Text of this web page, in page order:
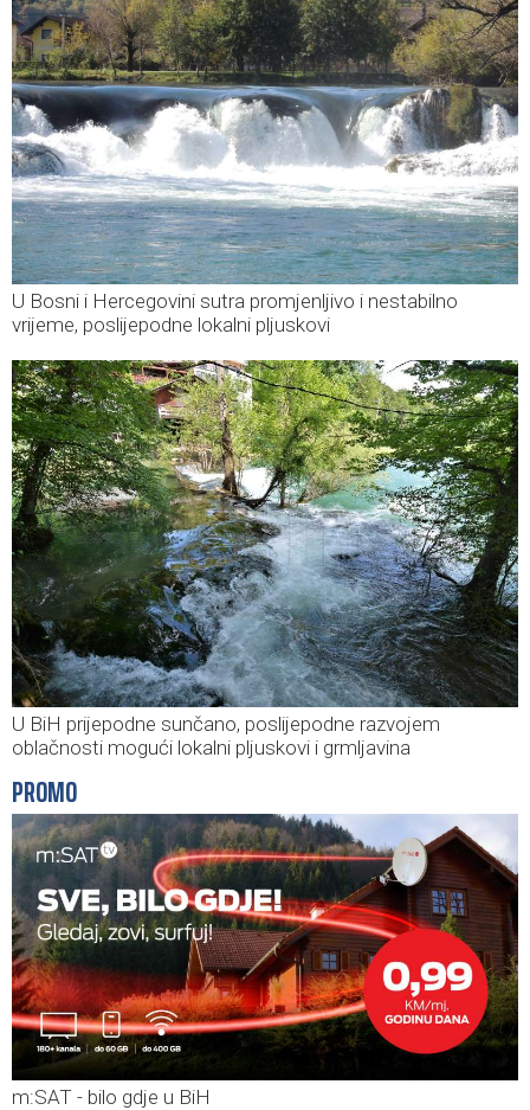
U Bosni i Hercegovini sutra promjenljivo i nestabilno
vrijeme, poslijepodne lokalni pljuskovi
U BiH prijepodne sunčano, poslijepodne razvojem
oblačnosti mogući lokalni pljuskovi i grmljavina
PROMO
m:SAT - bilo gdje u BiH